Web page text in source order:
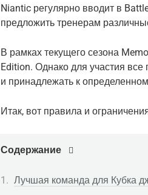
Niantic регулярно вводит в
предложить тренерам
В рамках текущего сезона
Edition. Однако для участия
и принадлежать к
Итак, вот правила и
Содержание
Лучшая команда для Кубка